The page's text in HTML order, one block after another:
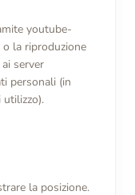
youtube-
o la riproduzione
server
personali (in
utilizzo).
la posizione.